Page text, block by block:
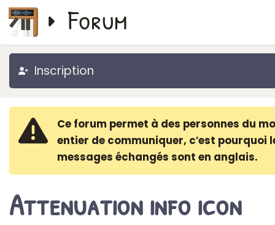
Forum
Inscription
Ce forum permet à des personnes du
entier de communiquer, c′est pourquoi
messages échangés sont en anglais.
Attenuation info icon